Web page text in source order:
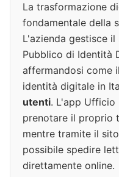
La trasformazione
fondamentale della
L'azienda gestisce il
Pubblico di Identità
affermandosi come
identità digitale in
utenti. L'app Ufficio
prenotare il proprio
mentre tramite il
possibile spedire
direttamente online.